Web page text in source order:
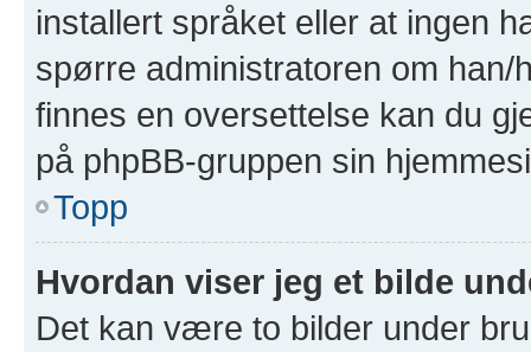
installert språket eller at ingen
spørre administratoren om
finnes en oversettelse kan du
på phpBB-gruppen sin
Topp
Hvordan viser jeg et bilde
Det kan være to bilder under